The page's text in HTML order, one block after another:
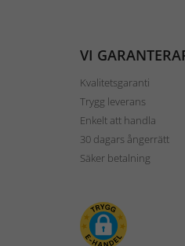
VI
Kvalitetsgaranti
Trygg leverans
Enkelt att handla
30 dagars ångerrätt
Säker betalning